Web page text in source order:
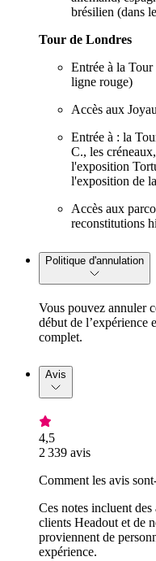
brésilien (dans
Tour de Londres
Entrée à la
ligne rouge)
Accès aux
Entrée à : la
C., les
l'exposition
l'exposition de
Accès aux
reconstitutions
Politique d'annulation
Vous pouvez annuler
début de l’expérience
complet.
Avis
4,5
2 339 avis
Comment les avis
Ces notes incluent
clients Headout et de
proviennent de
expérience.